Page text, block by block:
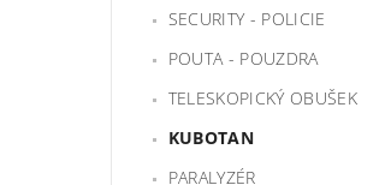
SECURITY - POLICIE
POUTA - POUZDRA
TELESKOPICKÝ OBUŠEK
KUBOTAN
PARALYZÉR